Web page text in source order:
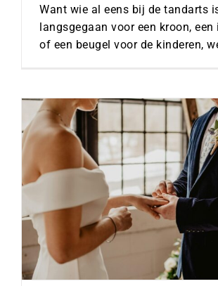
Want wie al eens bij de tandarts
langsgegaan voor een kroon,
of een beugel voor de kinderen,